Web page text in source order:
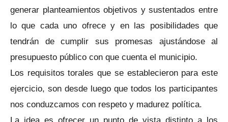
generar planteamientos objetivos y sustentados entre
lo que cada uno ofrece y en las posibilidades que
tendrán de cumplir sus promesas ajustándose al
presupuesto público con que cuenta el municipio.
Los requisitos torales que se establecieron para este
ejercicio, son desde luego que todos los participantes
nos conduzcamos con respeto y madurez política.